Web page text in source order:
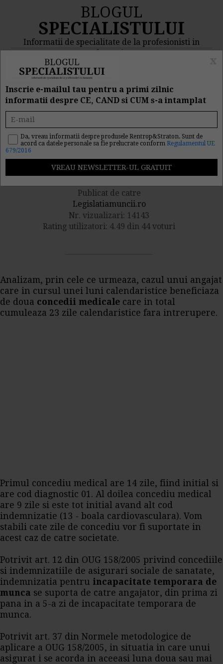
BLOGUL
SPECIALISTULUI
Informatii de specialitate de la profesionisti in
domeniu
MENIU
Doua concedii medicale in
aceeasi luna. Acordarea
zilelor de concediu
Publicat de catre
Legislatiamuncii.ro
Nr. vizualizari: 14143
Rating utilizatori: 4.49 din 44 voturi
Analizam, prin cele ce urmeaza, cazul unui angajat
care in cursul unei luni calendaristice beneficiaza
de doua concedii medicale care in total
cumuleaza 23 zile calendaristice fara intrerupere.
Primul concediu medical are 14 zile, fiind initial si
are cod diagnostic 01. Al doilea concediu medical
are 9 zile si este tot initial avand alt cod
indemnizatie (13 - boala cardiovasculara). Vom
stabili cate zile de concediu vor fi suportate in
acest caz de catre societate.
Potrivit art. 12 din OUG 158/2005 privind concediile
si indemnizatiile de asigurari sociale de sanatate,
indemnizatia pentru incapacitate temporara de
munca se suporta de catre angajator, din prima zi
pana in a 5-a zi de incapacitate temporara de
munca.
Potrivit art. 37 din Normele metodologice de
aplicare a OUG 158/2005, in situatia in care unui
asigurat i se acorda in aceeasi luna doua sau mai
Inscrie e-mailul tau pentru a primi zilnic
informatii despre CE, CAND si CUM s-a intamplat
Da, vreau informatii despre produsele Rentrop&Straton. Sunt de
acord ca datele personale sa fie prelucrate conform Regulamentul UE
679/2016